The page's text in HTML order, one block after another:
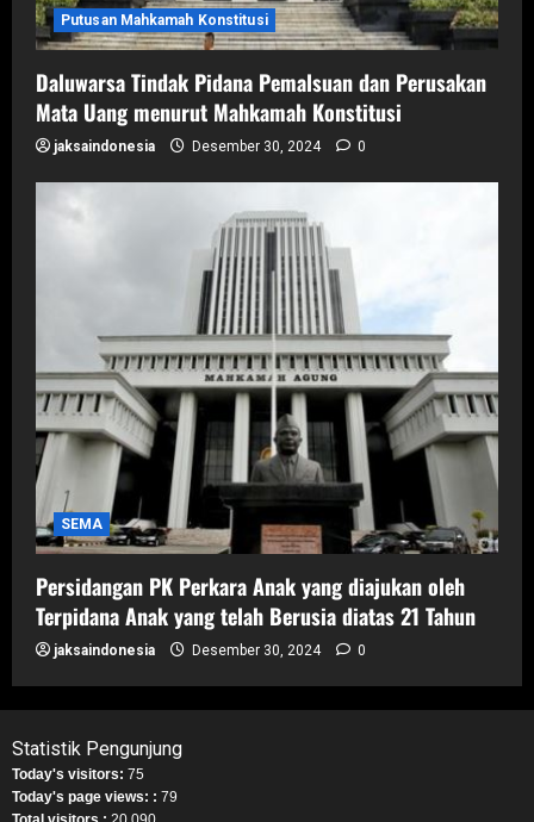
Putusan Mahkamah Konstitusi
Daluwarsa Tindak Pidana Pemalsuan dan Perusakan
Mata Uang menurut Mahkamah Konstitusi
jaksaindonesia Desember 30, 2024 0
SEMA
Persidangan PK Perkara Anak yang diajukan oleh
Terpidana Anak yang telah Berusia diatas 21 Tahun
jaksaindonesia Desember 30, 2024 0
Statistik Pengunjung
Today's visitors: 75
Today's page views: : 79